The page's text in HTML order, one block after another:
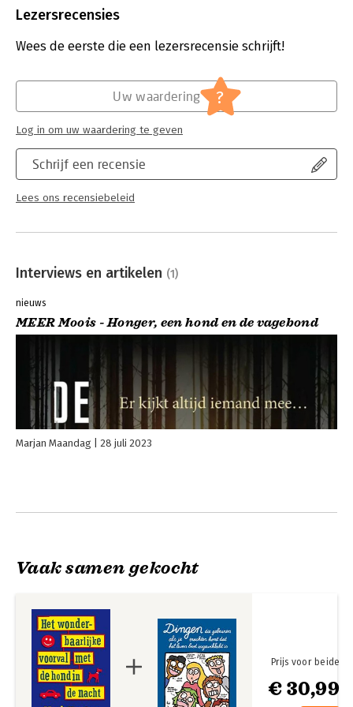
Bestandsformaat:
Uitgever:
Uitgeverij De Fontein
Jeugd,Literatuur en romans
Lezersrecensies
Wees de eerste die een lezersrecensie schrijft!
Schrijf een recensie
Lees ons recensiebeleid
Uw waardering ?
Log in om uw waardering te geven
Interviews en artikelen (1)
nieuws
MEER Moois - Honger, een hond en de vagebond
Marjan Maandag 28 juli 2023
Vaak samen gekocht
€ 30,99
Prijs voor beide